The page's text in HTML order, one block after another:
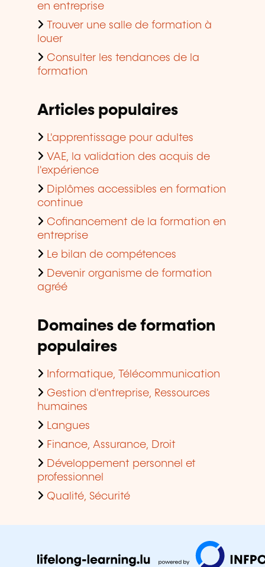
en entreprise
Trouver une salle de formation à
louer
Consulter les tendances de la
formation
Articles populaires
L'apprentissage pour adultes
VAE, la validation des acquis de
l'expérience
Diplômes accessibles en formation
continue
Cofinancement de la formation en
entreprise
Le bilan de compétences
Devenir organisme de formation
agréé
Domaines de formation
populaires
Informatique, Télécommunication
Gestion d'entreprise, Ressources
humaines
Langues
Finance, Assurance, Droit
Développement personnel et
professionnel
Qualité, Sécurité